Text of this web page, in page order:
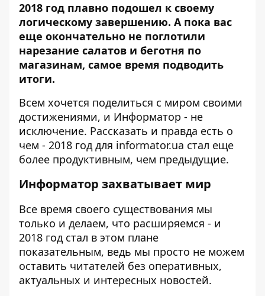
2018 год плавно подошел к своему
логическому завершению. А пока вас
еще окончательно не поглотили
нарезание салатов и беготня по
магазинам, самое время подводить
итоги.
Всем хочется поделиться с миром своими
достижениями, и Информатор - не
исключение. Рассказать и правда есть о
чем - 2018 год для informator.ua стал еще
более продуктивным, чем предыдущие.
Информатор захватывает мир
Все время своего существования мы
только и делаем, что расширяемся - и
2018 год стал в этом плане
показательным, ведь мы просто не можем
оставить читателей без оперативных,
актуальных и интересных новостей.